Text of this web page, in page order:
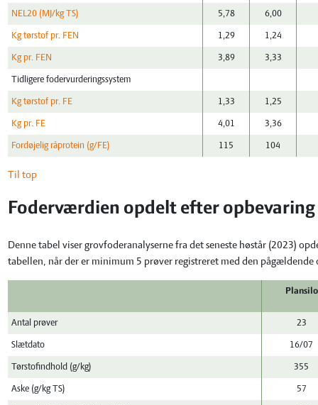
NEL20 (MJ/kg TS) 5,78 6,00
Kg tørstof pr. FEN 1,29 1,24
Kg pr. FEN 3,89 3,33
Tidligere fodervurderingssystem
Kg tørstof pr. FE 1,33 1,25
Kg pr. FE 4,01 3,36
Fordøjelig råprotein (g/FE) 115 104
Til top
Foderværdien opdelt efter opbevaring
Denne tabel viser grovfoderanalyserne fra det seneste høstår (2023)
tabellen, når der er minimum 5 prøver registreret med den pågældende
Plansilo
Antal prøver 23
Slætdato 16/07
Tørstofindhold (g/kg) 355
Aske (g/kg TS) 57